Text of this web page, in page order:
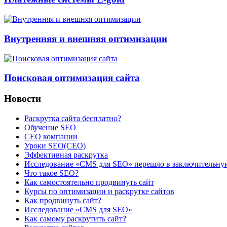
Внутренняя и внешняя оптимизации
Поисковая оптимизация сайта
Новости
Раскрутка сайта бесплатно?
Обучение SEO
CEO компании
Уроки SEO(СЕО)
Эффективная раскрутка
Исследование «CMS для SEO» перешло в
Что такое SEO?
Как самостоятельно продвинуть сайт
Курсы по оптимизации и раскрутке сайтов
Как продвинуть сайт?
Исследование «CMS для SEO»
Как самому раскрутить сайт?